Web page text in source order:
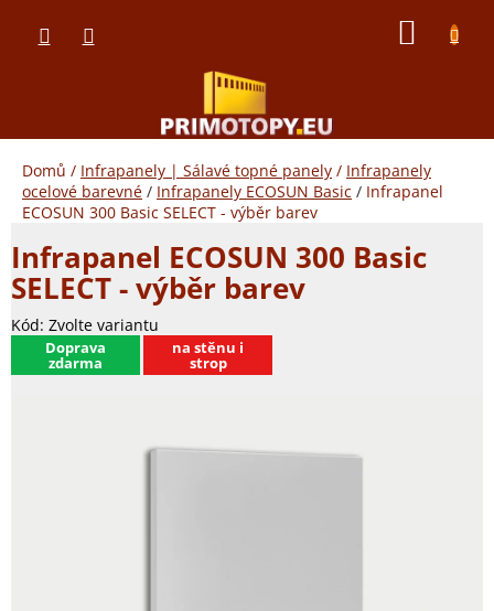
obsah
Domů / Infrapanely | Sálavé topné panely / Infrapanely
ocelové barevné / Infrapanely ECOSUN Basic / Infrapanel
ECOSUN 300 Basic SELECT - výběr barev
Infrapanel ECOSUN 300 Basic
SELECT - výběr barev
Kód: Zvolte variantu
​Doprava
zdarma
na stěnu i
strop